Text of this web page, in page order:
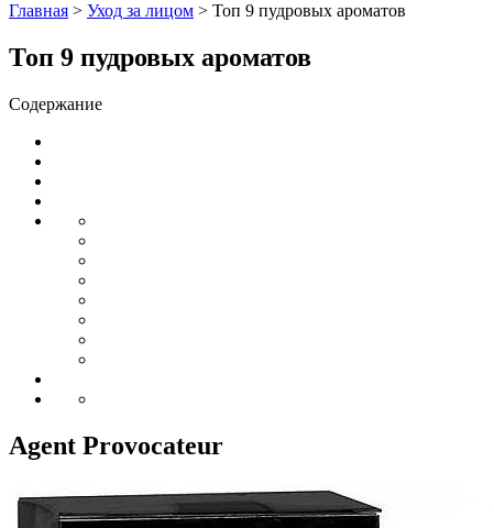
Главная > Уход за лицом > Топ 9 пудровых ароматов
Топ 9 пудровых ароматов
Содержание
Agent Provocateur